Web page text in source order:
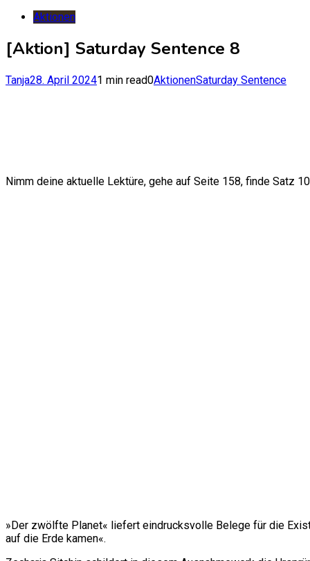
nach:
Aktionen
[Aktion] Saturday Sentence 8
Tanja28. April 20241 min read0AktionenSaturday Sentence
Nimm deine aktuelle Lektüre, gehe auf Seite 158, finde Satz
»Der zwölfte Planet« liefert eindrucksvolle Belege für die
auf die Erde kamen«.